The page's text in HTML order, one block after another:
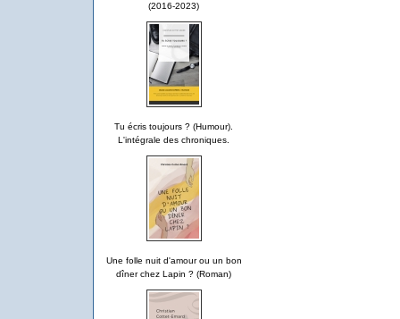
(2016-2023)
Tu écris toujours ? (Humour).
L'intégrale des chroniques.
Une folle nuit d'amour ou un bon
dîner chez Lapin ? (Roman)